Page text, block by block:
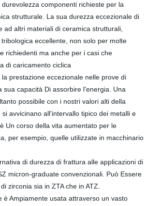
componenti richieste per la
strutturale. La sua durezza eccezionale di
ad altri materiali di ceramica strutturali,
eccellente, non solo per molte
richiedenti ma anche per i casi che
di caricamento ciclica
prestazione eccezionale nelle prove di
sua capacità Di assorbire l'energia. Una
possibile con i nostri valori alti della
avvicinano all'intervallo tipico dei metalli e
Un corso della vita aumentato per le
per esempio, quelle utilizzate in macchinario
di durezza di frattura alle applicazioni di
micron-graduate convenzionali. Può Essere
zirconia sia in ZTA che in ATZ.
è Ampiamente usata attraverso un vasto